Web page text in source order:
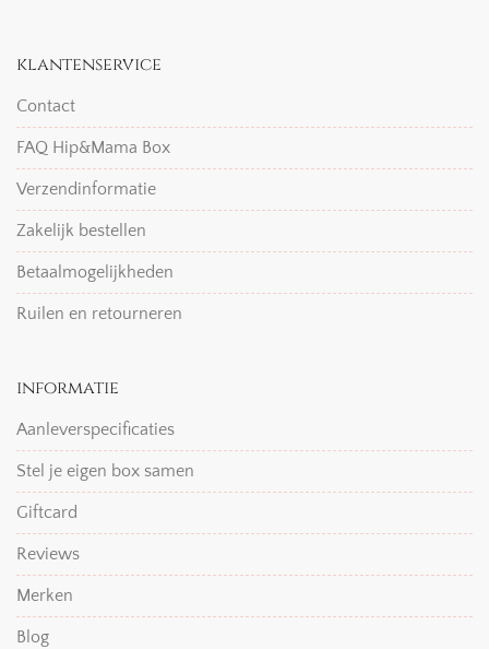
klantenservice
Contact
FAQ Hip&Mama Box
Verzendinformatie
Zakelijk bestellen
Betaalmogelijkheden
Ruilen en retourneren
informatie
Aanleverspecificaties
Stel je eigen box samen
Giftcard
Reviews
Merken
Blog